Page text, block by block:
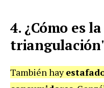
4. ¿Cómo es
También hay